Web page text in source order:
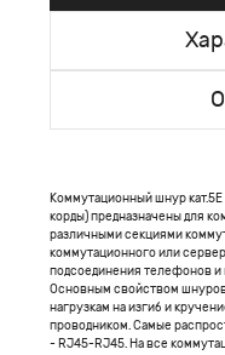
Коммутационный шнур
корды) предназначены для
различными секциями
коммутационного или
подсоединения телефонов
Основным свойством шнуров
нагрузкам на изгиб и
проводником. Самые
- RJ45-RJ45. На все